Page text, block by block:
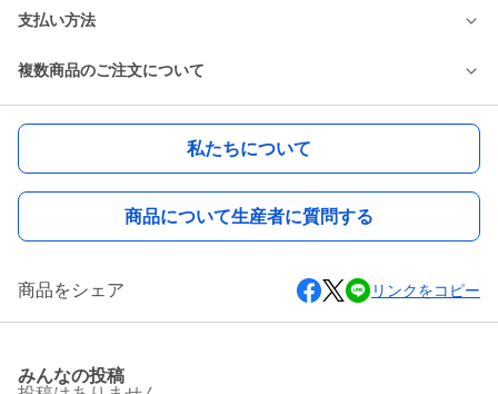
支払い方法
複数商品のご注文について
私たちについて
商品について生産者に質問する
商品をシェア リンクをコピー
みんなの投稿